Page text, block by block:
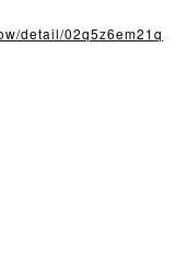
detail/02q5z6em21q